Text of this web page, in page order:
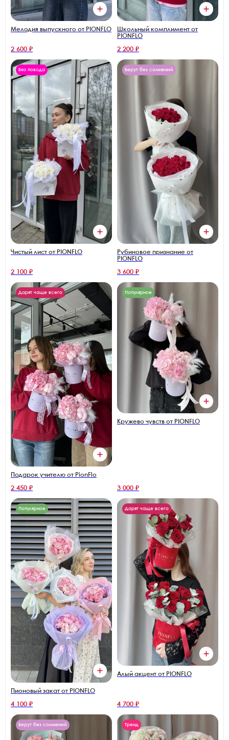
Мелодия выпускного от PIONFLO
2 600 ₽
Школьный комплимент от
PIONFLO
2 200 ₽
Без повода
Чистый лист от PIONFLO
2 100 ₽
Берут без сомнений
Рубиновое признание от
PIONFLO
3 600 ₽
Дарят чаще всего
Подарок учителю от PionFlo
2 450 ₽
Популярное
Кружево чувств от PIONFLO
3 000 ₽
Популярное
Пионовый закат от PIONFLO
4 100 ₽
Дарят чаще всего
Алый акцент от PIONFLO
4 700 ₽
Берут без сомнений Тренд